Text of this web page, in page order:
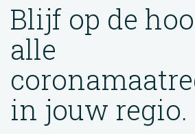
Blijf op de
alle
in jouw regio.